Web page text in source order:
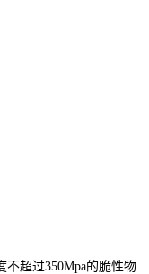
超过350Mpa的脆性物